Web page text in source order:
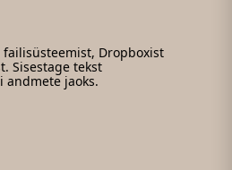
failisüsteemist, Dropboxist
Sisestage tekst
andmete jaoks.